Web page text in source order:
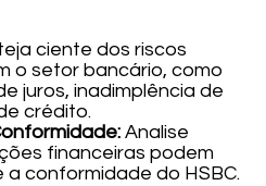
ciente dos riscos
o setor bancário, como
juros, inadimplência de
crédito.
Analise
financeiras podem
conformidade do HSBC.